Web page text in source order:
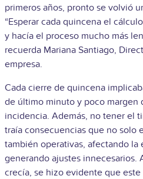
primeros años, pronto se volvió
“Esperar cada quincena el
y hacía el proceso mucho más
recuerda Mariana Santiago,
empresa.
Cada cierre de quincena
de último minuto y poco margen
incidencia. Además, no tener el
traía consecuencias que no solo
también operativas, afectando
generando ajustes innecesarios.
crecía, se hizo evidente que